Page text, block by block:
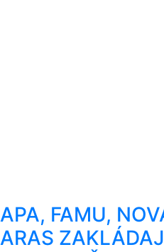
APA, FAMU,
ARAS